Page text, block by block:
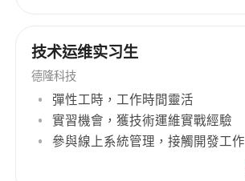
技术运维实习生
德隆科技
彈性工時，工作時間靈活
實習機會，獲技術運維實戰經驗
參與線上系統管理，接觸開發工作